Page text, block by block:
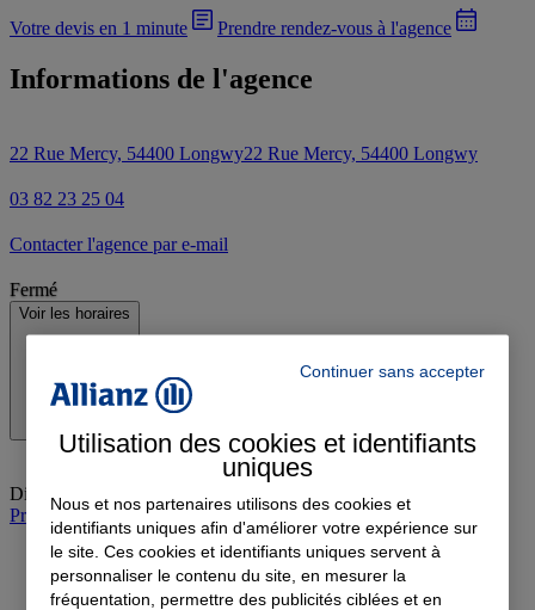
Votre devis en 1 minute Prendre rendez-vous à l'agence
Informations de l'agence
22 Rue Mercy, 54400 Longwy22 Rue Mercy, 54400 Longwy
03 82 23 25 04
Contacter l'agence par e-mail
Fermé
Voir les horaires
Dimanche
Prendre rendez-vous à l'agence
Continuer sans accepter
Utilisation des cookies et identifiants
uniques
Nous et nos partenaires utilisons des cookies et
identifiants uniques afin d'améliorer votre expérience sur
le site. Ces cookies et identifiants uniques servent à
personnaliser le contenu du site, en mesurer la
fréquentation, permettre des publicités ciblées et en